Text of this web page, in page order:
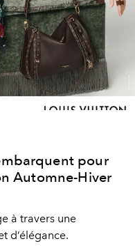
pour
Automne-Hiver
à travers une
d’élégance.